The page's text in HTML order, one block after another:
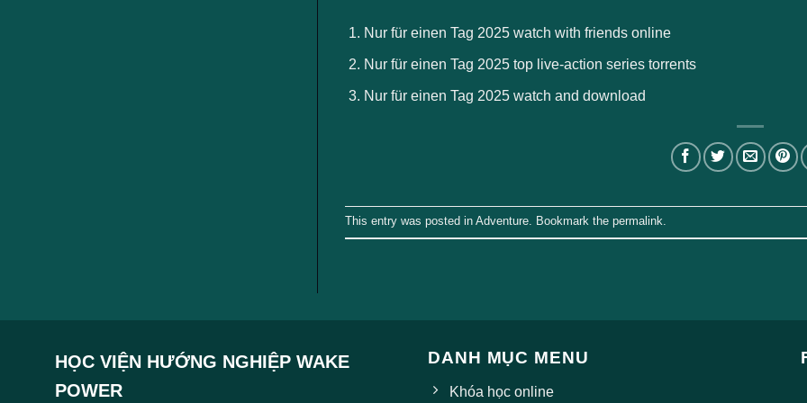
Nur für einen Tag 2025 watch with friends online
Nur für einen Tag 2025 top live-action series torrents
Nur für einen Tag 2025 watch and download
This entry was posted in Adventure . Bookmark the permalink
HỌC VIỆN HƯỚNG NGHIỆP WAKE
POWER
DANH MỤC MENU
Khóa học online